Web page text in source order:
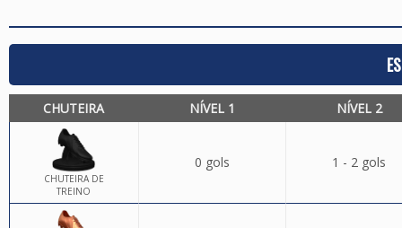
CHUTEIRA NÍVEL 1 NÍVEL 2
CHUTEIRA DE
TREINO
0 gols 1 - 2 gols